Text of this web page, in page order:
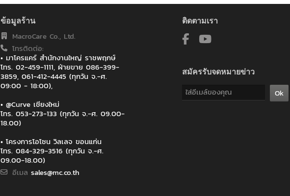
Reuters
Reuters Software (Thailand)
Reuters Software (Thailand) Ltd
SCG
Sidel South Asia- Pacific Ltd
SPK Factoryland
Thailife(บางนา)
V. MANE FILS (THAILAND) CO., LTD.
กรมการทหารสื่อสาร
กรมการสื่อสารและเทคโนโลยีสารสนเทศทหารเรือ
กรมการสื่่อสารทหาร กองบัญชาการกองทัพไทย
กรมชลประทาน สามเสน
กรมทหารสื่อสาร-กองทัพอากาศ
กรมที่ดิน
ข้อมูลร้าน
MacroCare Co., Ltd.
โทรติดต่อ:
• มาโครแคร์ สำนักงานใหญ่ ราชพฤกษ์
โทร. 02-459-1111, ฝ่ายขาย 086-399-
3859, 061-412-4445 (ทุกวัน จ.-ศ.
09:00 - 18:00),
• @Curve เชียงใหม่
โทร. 053-273-133 (ทุกวัน จ.-ศ. 09.00-
18.00)
• โครงการโอโซน วิลเลจ ขอนแก่น
โทร. 084-329-3516 (ทุกวัน จ.-ศ.
09.00-18.00)
อีเมลsales@mc.co.th
ติดตามเรา
สมัครรับจดหมายข่าว
Ok